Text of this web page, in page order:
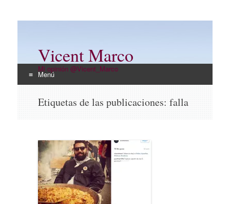
Vicent Marco
Mi opinión @Vicent_Marco
Menú
Etiquetas de las publicaciones: falla